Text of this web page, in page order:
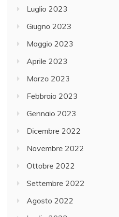
Luglio 2023
Giugno 2023
Maggio 2023
Aprile 2023
Marzo 2023
Febbraio 2023
Gennaio 2023
Dicembre 2022
Novembre 2022
Ottobre 2022
Settembre 2022
Agosto 2022